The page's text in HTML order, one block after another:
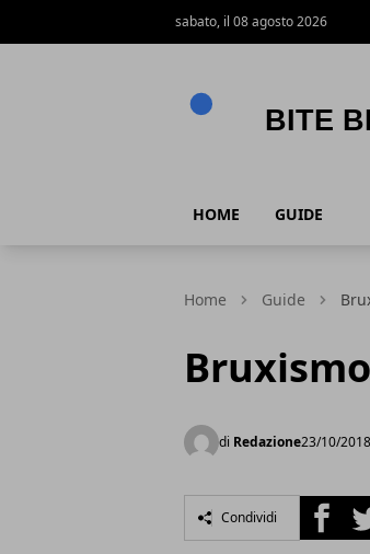
sabato, il 08 agosto 2026
HOME GUIDE
Home Guide
di Redazione23/10/2018
Condividi